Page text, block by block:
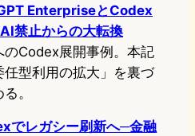
EnterpriseとCodex
禁止からの大転換
Codex展開事例。本記
型利用の拡大」を裏づ
。
でレガシー刷新へ─金融